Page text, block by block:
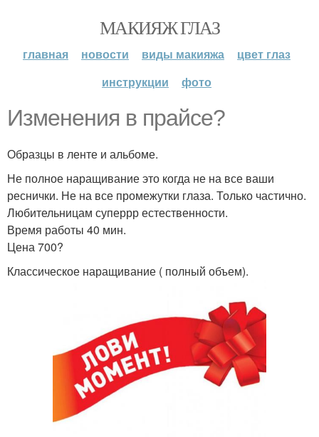
МАКИЯЖ ГЛАЗ
главная новости виды макияжа
цвет глаз
инструкции
фото
Изменения в прайсе?
Образцы в ленте и альбоме.
Не полное наращивание это когда не на все ваши
реснички. Не на все промежутки глаза. Только частично.
Любительницам суперрр естественности.
Время работы 40 мин.
Цена 700?
Классическое наращивание ( полный объем).